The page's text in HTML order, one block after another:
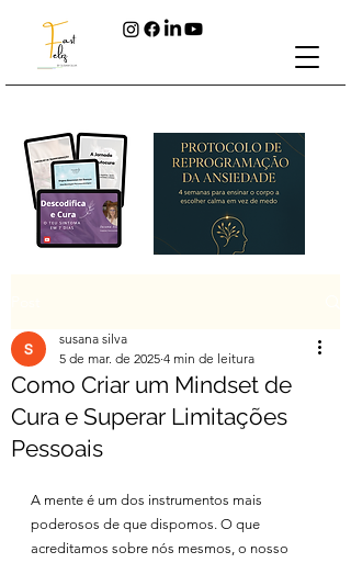
Como Criar um Mindset de
Cura e Superar Limitações
Pessoais
susana silva
5 de mar. de 2025 4 min de leitura
A mente é um dos instrumentos mais
poderosos de que dispomos. O que
acreditamos sobre nós mesmos, o nosso